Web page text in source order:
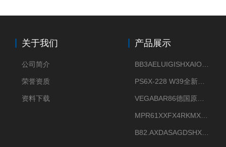
关于我们
公司简介
荣誉资质
资料下载
产品展示